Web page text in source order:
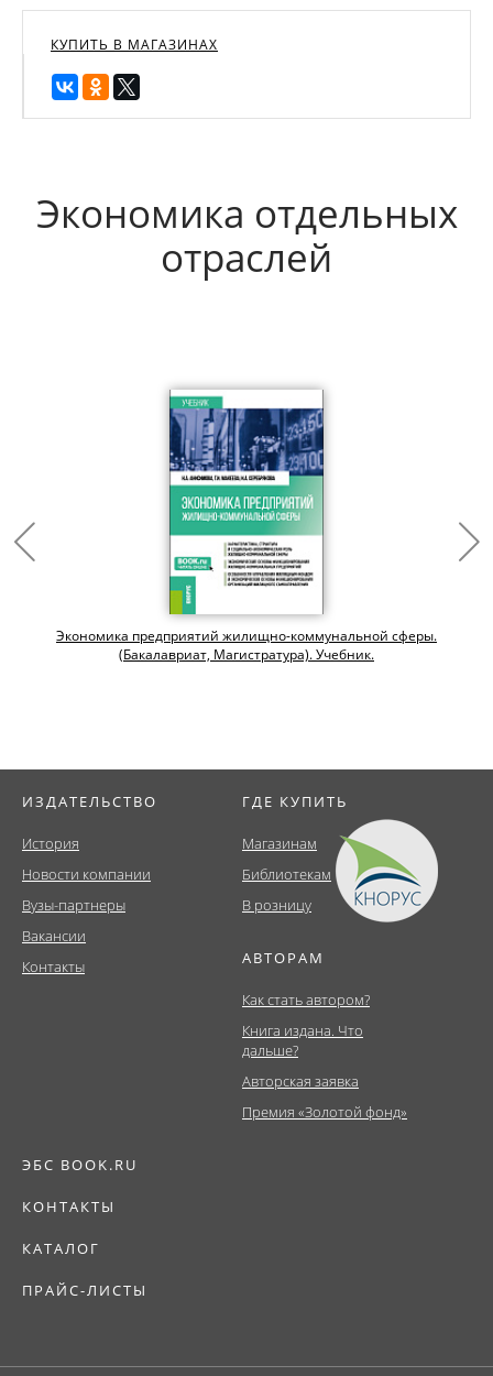
КУПИТЬ В МАГАЗИНАХ
Экономика отдельных
отраслей
Экономика предприятий жилищно-коммунальной сферы.
(Бакалавриат, Магистратура). Учебник.
ИЗДАТЕЛЬСТВО
История
Новости компании
Вузы-партнеры
Вакансии
Контакты
ГДЕ КУПИТЬ
Магазинам
Библиотекам
В розницу
АВТОРАМ
Как стать автором?
Книга издана. Что
дальше?
Авторская заявка
Премия «Золотой фонд»
ЭБС BOOK.RU
КОНТАКТЫ
КАТАЛОГ
ПРАЙС-ЛИСТЫ